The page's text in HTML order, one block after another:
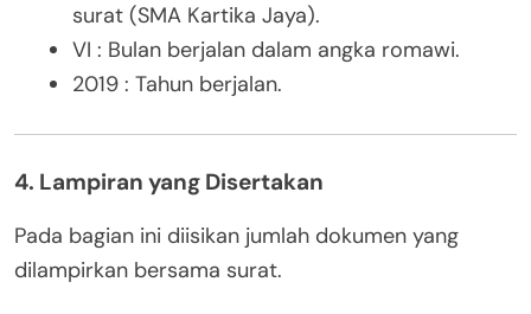
surat (SMA Kartika Jaya).
VI : Bulan berjalan dalam angka romawi.
2019 : Tahun berjalan.
4. Lampiran yang Disertakan
Pada bagian ini diisikan jumlah dokumen yang
dilampirkan bersama surat.